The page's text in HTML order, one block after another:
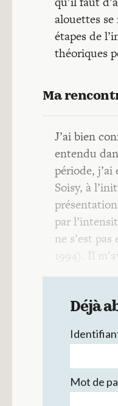
alouettes
étapes de
théoriques
Ma
J’ai bien
entendu
période,
Soisy, à
par
ne s’est
1994). Il
Déjà
Mot de